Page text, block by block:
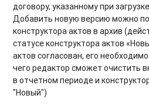
договору, указанному при
Добавить новую версию можно
конструктора актов в архив
статусе конструктора актов
актов согласован, его
чего редактор сможет очистить
в отчетном периоде и
"Новый")